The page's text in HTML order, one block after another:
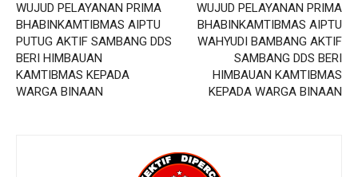
WUJUD PELAYANAN PRIMA
BHABINKAMTIBMAS AIPTU
PUTUG AKTIF SAMBANG DDS
BERI HIMBAUAN
KAMTIBMAS KEPADA
WARGA BINAAN
WUJUD PELAYANAN PRIMA
BHABINKAMTIBMAS AIPTU
WAHYUDI BAMBANG AKTIF
SAMBANG DDS BERI
HIMBAUAN KAMTIBMAS
KEPADA WARGA BINAAN